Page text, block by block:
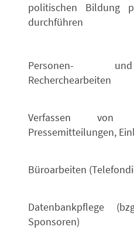
politischen Bildung
durchführen
Personen- und
Recherchearbeiten
Verfassen von
Pressemitteilungen,
Büroarbeiten
Datenbankpflege
Sponsoren)